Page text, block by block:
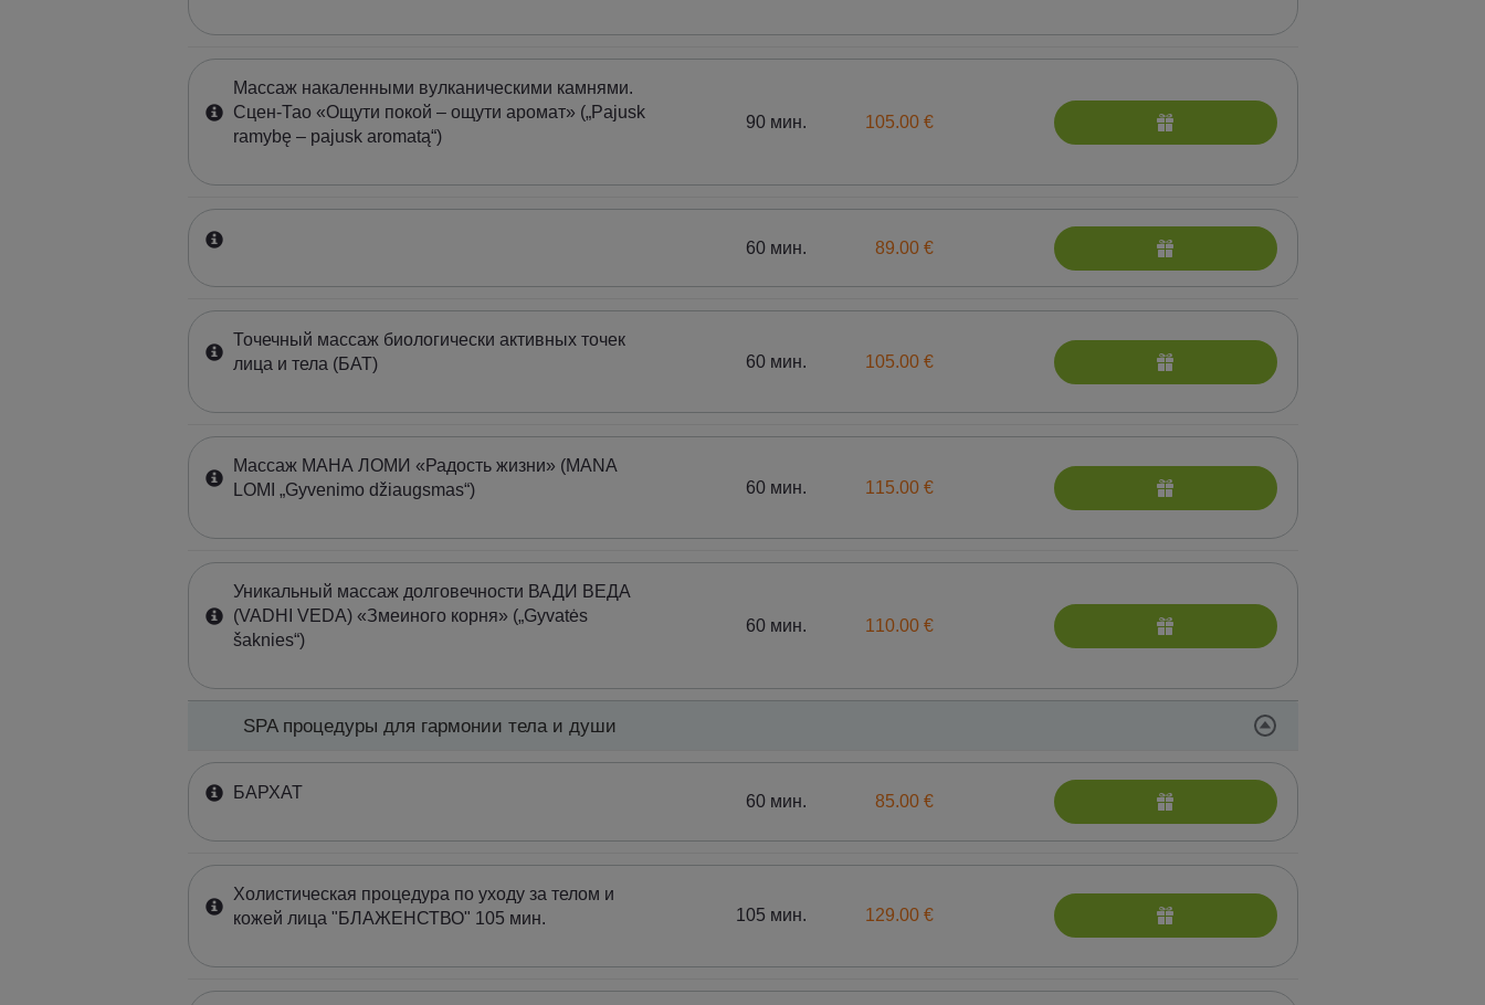
Массаж накаленными вулканическими камнями.
Сцен-Тао «Ощути покой – ощути аромат» („Pajusk
ramybę – pajusk aromatą“)
90 мин. 105.00 €
60 мин. 89.00 €
Точечный массаж биологически активных точек
лица и тела (БАТ)
60 мин. 105.00 €
Массаж МАНА ЛОМИ «Радость жизни» (MANA
LOMI „Gyvenimo džiaugsmas“)
60 мин. 115.00 €
Уникальный массаж долговечности ВАДИ ВЕДА
(VADHI VEDA) «Змеиного корня» („Gyvatės
šakniеs“)
60 мин. 110.00 €
SPA процедуры для гармонии тела и души
БАРХАТ 60 мин. 85.00 €
Холистическая процедура по уходу за телом и
кожей лица "БЛАЖЕНСТВО" 105 мин.
105 мин. 129.00 €